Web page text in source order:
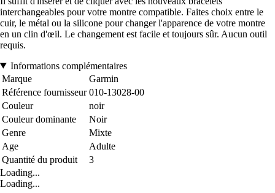
interchangeables pour votre montre compatible. Faites choix entre le
cuir, le métal ou la silicone pour changer l'apparence de votre montre
en un clin d'œil. Le changement est facile et toujours sûr. Aucun outil
requis.
Informations complémentaires
Marque
Garmin
Référence fournisseur 010-13028-00
Couleur
noir
Couleur dominante
Noir
Genre
Mixte
Age
Adulte
Quantité du produit
3
Loading...
Loading...